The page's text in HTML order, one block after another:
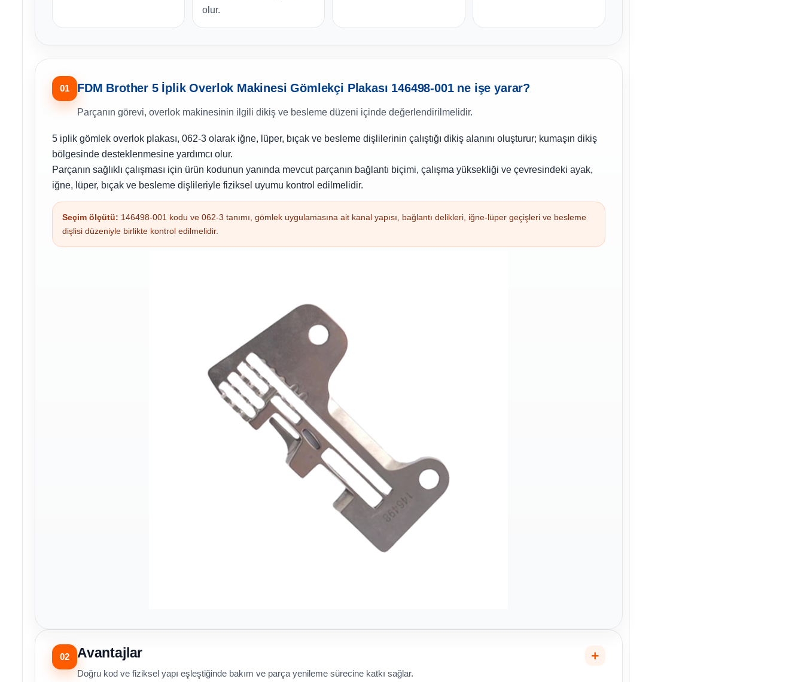
olur.
01 FDM Brother 5 İplik Overlok Makinesi Gömlekçi Plakası 146498-001 ne işe yarar?
Parçanın görevi, overlok makinesinin ilgili dikiş ve besleme düzeni içinde değerlendirilmelidir.
5 iplik gömlek overlok plakası, 062-3 olarak iğne, lüper, bıçak ve besleme dişlilerinin çalıştığı dikiş alanını oluşturur; kumaşın dikiş
bölgesinde desteklenmesine yardımcı olur.
Parçanın sağlıklı çalışması için ürün kodunun yanında mevcut parçanın bağlantı biçimi, çalışma yüksekliği ve çevresindeki ayak,
iğne, lüper, bıçak ve besleme dişlileriyle fiziksel uyumu kontrol edilmelidir.
Seçim ölçütü: 146498-001 kodu ve 062-3 tanımı, gömlek uygulamasına ait kanal yapısı, bağlantı delikleri, iğne-lüper geçişleri ve besleme
dişlisi düzeniyle birlikte kontrol edilmelidir.
02 Avantajlar
Doğru kod ve fiziksel yapı eşleştiğinde bakım ve parça yenileme sürecine katkı sağlar.